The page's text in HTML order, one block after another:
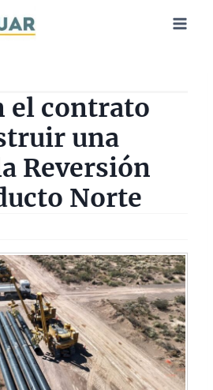
el contrato
una
Reversión
Norte